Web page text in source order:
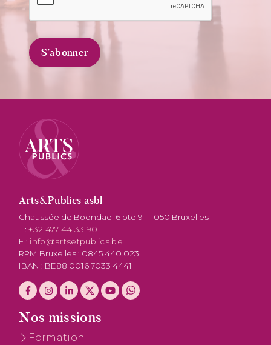
Arts&Publics asbl
Chaussée de Boondael 6 bte 9 – 1050 Bruxelles
T :+32 477 44 33 90
E : info@artsetpublics.be
RPM Bruxelles : 0845.440.023
IBAN : BE88 0016 7033 4441
Nos missions
Formation